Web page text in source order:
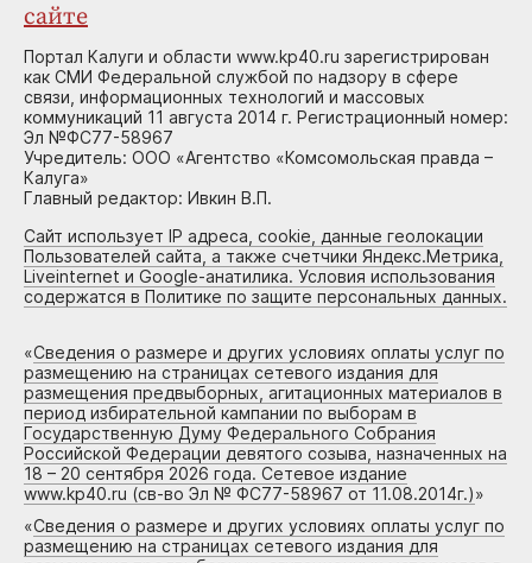
сайте
Портал Калуги и области www.kp40.ru зарегистрирован
как СМИ Федеральной службой по надзору в сфере
связи, информационных технологий и массовых
коммуникаций 11 августа 2014 г. Регистрационный номер:
Эл №ФС77-58967
Учредитель: ООО «Агентство «Комсомольская правда –
Калуга»
Главный редактор: Ивкин В.П.
Сайт использует IP адреса, cookie, данные геолокации
Пользователей сайта, а также счетчики Яндекс.Метрика,
Liveinternet и Google-анатилика. Условия использования
содержатся в Политике по защите персональных данных.
«Сведения о размере и других условиях оплаты услуг по
размещению на страницах сетевого издания для
размещения предвыборных, агитационных материалов в
период избирательной кампании по выборам в
Государственную Думу Федерального Собрания
Российской Федерации девятого созыва, назначенных на
18 – 20 сентября 2026 года. Сетевое издание
www.kp40.ru (св-во Эл № ФС77-58967 от 11.08.2014г.)»
«Сведения о размере и других условиях оплаты услуг по
размещению на страницах сетевого издания для